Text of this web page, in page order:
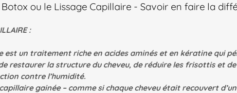
ou le Lissage Capillaire - Savoir en faire la
:
est un traitement riche en acides aminés et en kératine qui
restaurer la structure du cheveu, de réduire les frisottis et
contre l’humidité.
gainée – comme si chaque cheveu était recouvert